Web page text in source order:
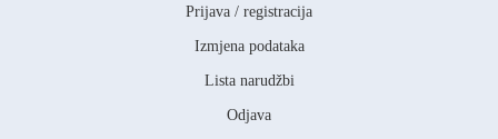
Prijava / registracija
Izmjena podataka
Lista narudžbi
Odjava